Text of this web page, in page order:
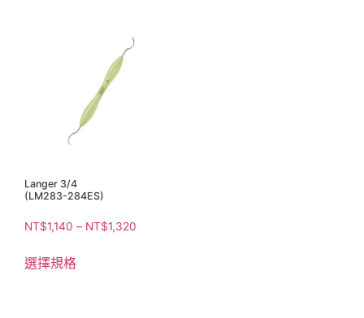
Langer 3/4
(LM283-284ES)
NT$1,140 – NT$1,320
選擇規格